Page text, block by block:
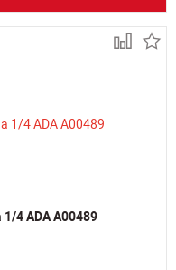
1/4 ADA А00489